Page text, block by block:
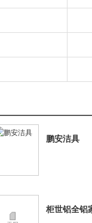
鹏安洁具
柜世铝全铝